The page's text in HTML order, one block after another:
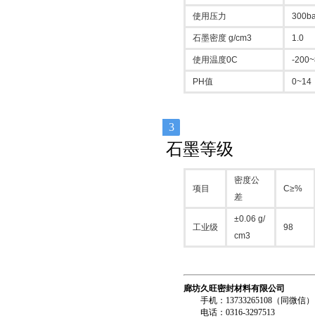
使用压力
石墨密度 g/cm3 1.0
使用温度0C -
PH值 0~14
3
石墨等级
项目
密度公
差
C≥%
工业级
±0.06 g/
cm3
98
廊坊久旺密封材料有限公司
手机：13733265108（同微信）
电话：0316-3297513